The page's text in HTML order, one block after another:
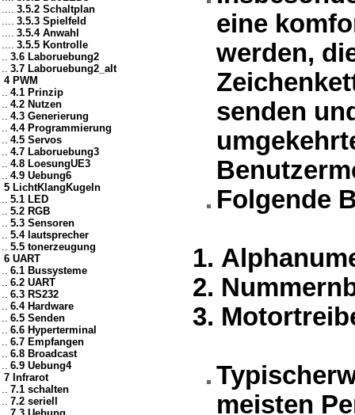
.... 3.5.2 Schaltplan
.... 3.5.3 Spielfeld
.... 3.5.4 Anwahl
.... 3.5.5 Kontrolle
.. 3.6 Laboruebung2
.. 3.7 Laboruebung2_alt
4 PWM
.. 4.1 Prinzip
.. 4.2 Nutzen
.. 4.3 Generierung
.. 4.4 Programmierung
.. 4.5 Servos
.. 4.7 Laboruebung3
.. 4.8 LoesungUE3
.. 4.9 Uebung6
5 LichtKlangKugeln
.. 5.1 LED
.. 5.2 RGB
.. 5.3 Sensoren
.. 5.4 lautsprecher
.. 5.5 tonerzeugung
6 UART
.. 6.1 Bussysteme
.. 6.2 UART
.. 6.3 RS232
.. 6.4 Hardware
.. 6.5 Senden
.. 6.6 Hyperterminal
.. 6.7 Empfangen
.. 6.8 Broadcast
.. 6.9 Uebung4
7 Infrarot
.. 7.1 schalten
.. 7.2 seriell
eine
werden,
senden
Folgende
meisten